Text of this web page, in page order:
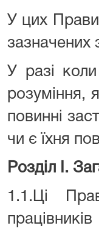
У цих
зазначених
У разі
розуміння,
повинні
чи є їхня
Розділ I.
1.1.Ці